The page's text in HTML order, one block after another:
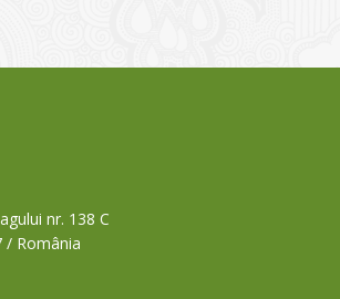
nr. 138 C
/ România